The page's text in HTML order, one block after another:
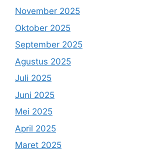
November 2025
Oktober 2025
September 2025
Agustus 2025
Juli 2025
Juni 2025
Mei 2025
April 2025
Maret 2025